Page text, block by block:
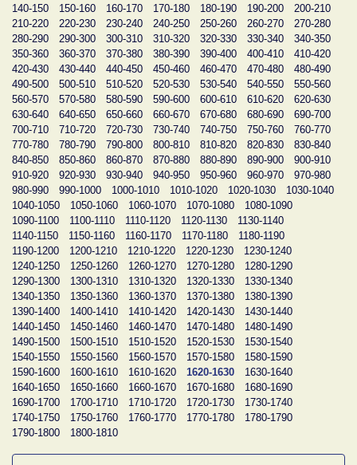
140-150
150-160 160-170 170-180 180-190 190-200
200-210
210-220
220-230 230-240 240-250 250-260 260-270
270-280
280-290
290-300 300-310 310-320 320-330 330-340
340-350
350-360
360-370 370-380 380-390 390-400 400-410
410-420
420-430
430-440 440-450 450-460 460-470 470-480
480-490
490-500
500-510 510-520 520-530 530-540 540-550
550-560
560-570
570-580 580-590 590-600 600-610 610-620
620-630
630-640
640-650 650-660 660-670 670-680 680-690
690-700
700-710
710-720 720-730 730-740 740-750 750-760
760-770
770-780
780-790 790-800 800-810 810-820 820-830
830-840
840-850
850-860 860-870 870-880 880-890 890-900
900-910
910-920
920-930 930-940 940-950 950-960 960-970
970-980
980-990
990-1000 1000-1010 1010-1020 1020-1030
1030-1040
1040-1050
1050-1060 1060-1070 1070-1080
1080-1090
1090-1100
1100-1110 1110-1120 1120-1130
1130-1140
1140-1150
1150-1160 1160-1170 1170-1180
1180-1190
1190-1200
1200-1210 1210-1220 1220-1230
1230-1240
1240-1250
1250-1260 1260-1270 1270-1280
1280-1290
1290-1300
1300-1310 1310-1320 1320-1330
1330-1340
1340-1350
1350-1360 1360-1370 1370-1380
1380-1390
1390-1400
1400-1410 1410-1420 1420-1430
1430-1440
1440-1450
1450-1460 1460-1470 1470-1480
1480-1490
1490-1500
1500-1510 1510-1520 1520-1530
1530-1540
1540-1550
1550-1560 1560-1570 1570-1580
1580-1590
1590-1600
1600-1610 1610-1620 1620-1630
1630-1640
1640-1650
1650-1660 1660-1670 1670-1680
1680-1690
1690-1700
1700-1710 1710-1720 1720-1730
1730-1740
1740-1750
1750-1760 1760-1770 1770-1780
1780-1790
1790-1800
1800-1810